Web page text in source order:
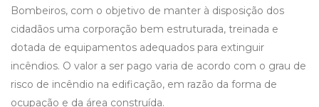
Bombeiros, com o objetivo de manter à disposição dos
cidadãos uma corporação bem estruturada, treinada e
dotada de equipamentos adequados para extinguir
incêndios. O valor a ser pago varia de acordo com o grau de
risco de incêndio na edificação, em razão da forma de
ocupação e da área construída.